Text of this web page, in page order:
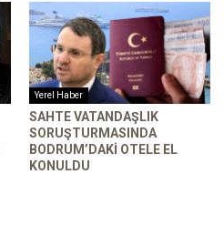
Yerel Haber
SAHTE VATANDAŞLIK
SORUŞTURMASINDA
BODRUM’DAKI OTELE EL
KONULDU